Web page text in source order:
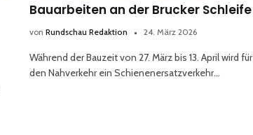
Bauarbeiten an der Brucker Schleife
von Rundschau Redaktion 24. März 2026
Während der Bauzeit von 27. März bis 13. April wird für
den Nahverkehr ein Schienenersatzverkehr…